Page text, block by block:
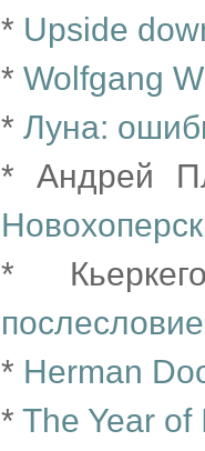
* Upside
* Wolfgang
* Луна:
* Андрей
Новохоперск
*
* Herman
* The Year of